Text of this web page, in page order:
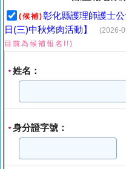
(候補)彰化縣護理師護士
日(三)中秋烤肉活動】
(2026-
目前為候補報名!!)
* 姓名：
* 身分證字號：